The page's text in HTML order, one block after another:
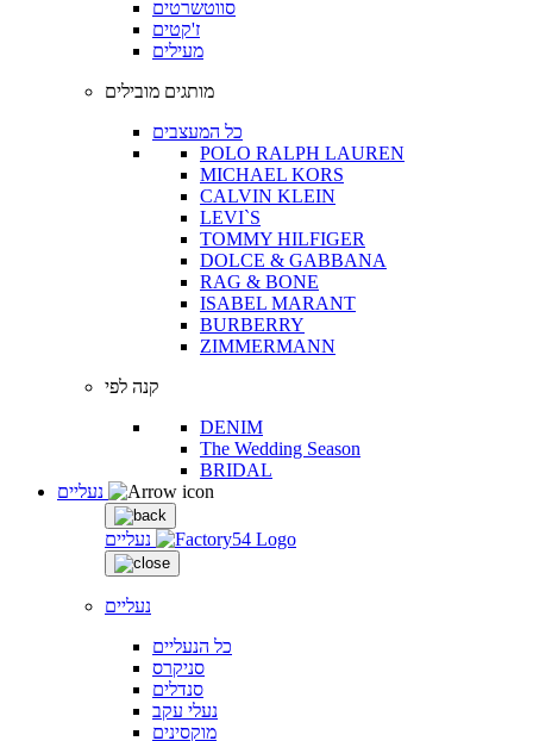
סווטשרטים
ז'קטים
מעילים
מותגים מובילים
כל המעצבים
POLO RALPH LAUREN
MICHAEL KORS
CALVIN KLEIN
LEVI`S
TOMMY HILFIGER
DOLCE & GABBANA
RAG & BONE
ISABEL MARANT
BURBERRY
ZIMMERMANN
קנה לפי
DENIM
The Wedding Season
BRIDAL
נעליים
נעליים
כל הנעליים
סניקרס
סנדלים
נעלי עקב
מוקסינים